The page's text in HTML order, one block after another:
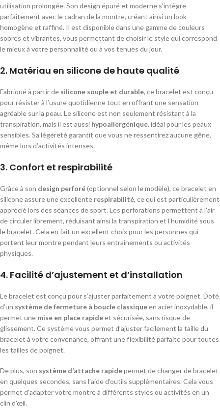
utilisation prolongée. Son design épuré et moderne s’intègre
parfaitement avec le cadran de la montre, créant ainsi un look
homogène et raffiné. Il est disponible dans une gamme de couleurs
sobres et vibrantes, vous permettant de choisir le style qui correspond
le mieux à votre personnalité ou à vos tenues du jour.
2. Matériau en silicone de haute qualité
Fabriqué à partir de silicone souple et durable, ce bracelet est conçu
pour résister à l’usure quotidienne tout en offrant une sensation
agréable sur la peau. Le silicone est non seulement résistant à la
transpiration, mais il est aussi hypoallergénique, idéal pour les peaux
sensibles. Sa légèreté garantit que vous ne ressentirez aucune gêne,
même lors d’activités intenses.
3. Confort et respirabilité
Grâce à son design perforé(optionnel selon le modèle), ce bracelet en
silicone assure une excellente respirabilité, ce qui est particulièrement
apprécié lors des séances de sport. Les perforations permettent à l’air
de circuler librement, réduisant ainsi la transpiration et l’humidité sous
le bracelet. Cela en fait un excellent choix pour les personnes qui
portent leur montre pendant leurs entraînements ou activités
physiques.
4. Facilité d’ajustement et d’installation
Le bracelet est conçu pour s’ajuster parfaitement à votre poignet. Doté
d’un système de fermeture à boucle classiqueen acier inoxydable, il
permet une mise en place rapideet sécurisée, sans risque de
glissement. Ce système vous permet d’ajuster facilement la taille du
bracelet à votre convenance, offrant une flexibilité parfaite pour toutes
les tailles de poignet.
De plus, son système d’attache rapidepermet de changer de bracelet
en quelques secondes, sans l’aide d’outils supplémentaires. Cela vous
permet d’adapter votre montre à différents styles ou activités en un
clin d’œil.